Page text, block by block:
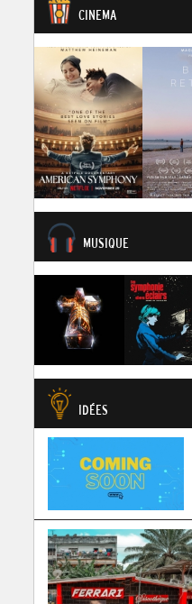
CINEMA
MUSIQUE
IDÉES